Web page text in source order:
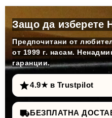
Защо да изберете
Предпочитани от
от 1999 г. насам.
гаранции.
4.9★ в Trustpilot
БЕЗПЛАТНА